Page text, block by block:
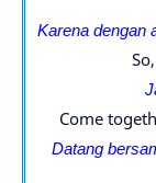
Karena dengan
Come
Datang